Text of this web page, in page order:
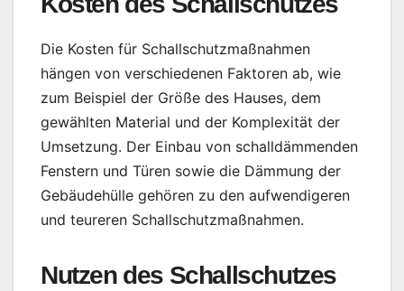
Die Kosten für Schallschutzmaßnahmen
hängen von verschiedenen Faktoren ab, wie
zum Beispiel der Größe des Hauses, dem
gewählten Material und der Komplexität der
Umsetzung. Der Einbau von schalldämmenden
Fenstern und Türen sowie die Dämmung der
Gebäudehülle gehören zu den aufwendigeren
und teureren Schallschutzmaßnahmen.
Nutzen des Schallschutzes